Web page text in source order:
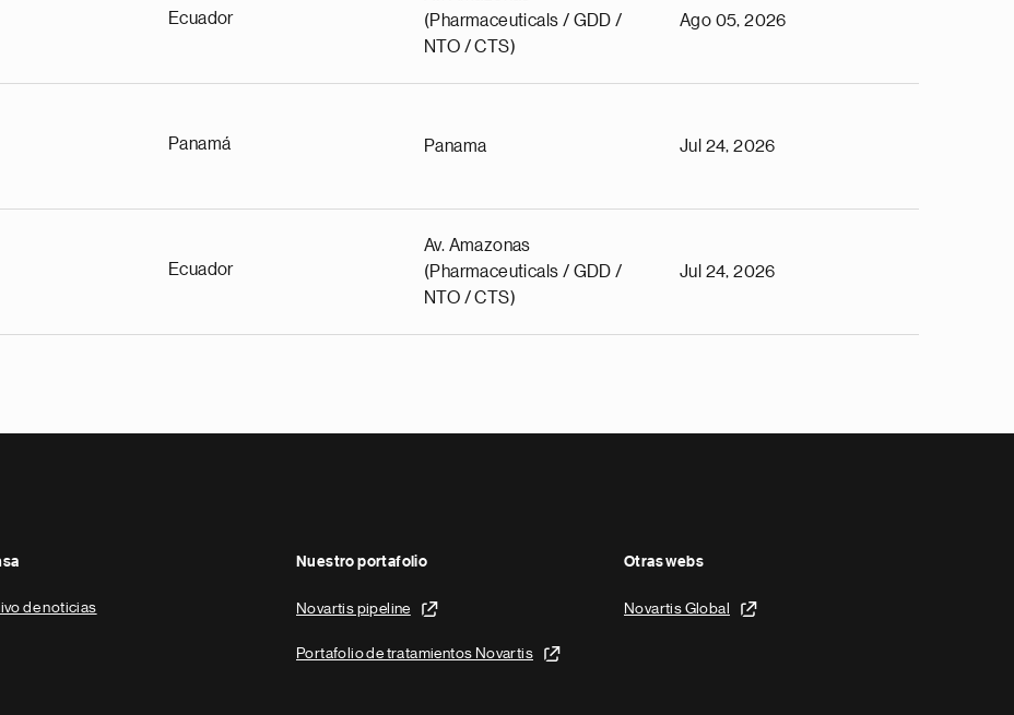
Ecuador
(Pharmaceuticals / GDD /
NTO / CTS)
Ago 05, 2026
Panamá Panama Jul 24, 2026
Ecuador
Av. Amazonas
(Pharmaceuticals / GDD /
NTO / CTS)
Jul 24, 2026
de noticias
Nuestro portafolio
Novartis pipeline
Portafolio de tratamientos Novartis
Otras webs
Novartis Global